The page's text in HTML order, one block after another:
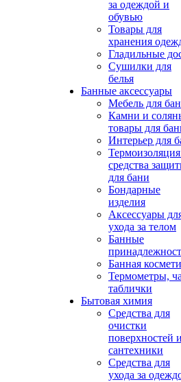
за одеждой и
обувью
Товары для
хранения
Гладильные
Сушилки для
белья
Банные аксессуары
Мебель для
Камни и
товары для
Интерьер для
средства
для бани
Бондарные
изделия
Аксеcсуары
ухода за телом
Банные
Банная
Термометры,
таблички
Бытовая химия
Средства для
очистки
поверхностей
сантехники
Средства для
ухода за